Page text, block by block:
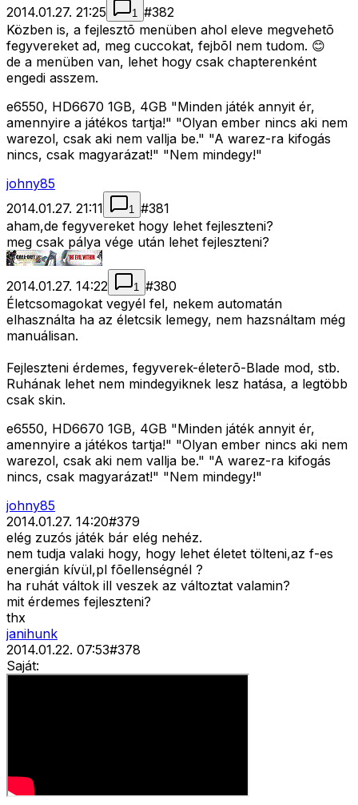
2014.01.27. 21:25 1 #382
Közben is, a fejlesztõ menüben ahol eleve megvehetõ
fegyvereket ad, meg cuccokat, fejbõl nem tudom. 😊
de a menüben van, lehet hogy csak chapterenként
engedi asszem.
e6550, HD6670 1GB, 4GB "Minden játék annyit ér,
amennyire a játékos tartja!" "Olyan ember nincs aki nem
warezol, csak aki nem vallja be." "A warez-ra kifogás
nincs, csak magyarázat!" "Nem mindegy!"
johny85
2014.01.27. 21:11
1 #381
aham,de fegyvereket hogy lehet fejleszteni?
meg csak pálya vége után lehet fejleszteni?
2014.01.27. 14:22 1 #380
Életcsomagokat vegyél fel, nekem automatán
elhasználta ha az életcsik lemegy, nem hazsnáltam még
manuálisan.
Fejleszteni érdemes, fegyverek-életerõ-Blade mod, stb.
Ruhának lehet nem mindegyiknek lesz hatása, a legtöbb
csak skin.
e6550, HD6670 1GB, 4GB "Minden játék annyit ér,
amennyire a játékos tartja!" "Olyan ember nincs aki nem
warezol, csak aki nem vallja be." "A warez-ra kifogás
nincs, csak magyarázat!" "Nem mindegy!"
johny85
2014.01.27. 14:20#379
elég zuzós játék bár elég nehéz.
nem tudja valaki hogy, hogy lehet életet tölteni,az f-es
energián kívül,pl fõellenségnél ?
ha ruhát váltok ill veszek az változtat valamin?
mit érdemes fejleszteni?
thx
janihunk
2014.01.22. 07:53#378
Saját: